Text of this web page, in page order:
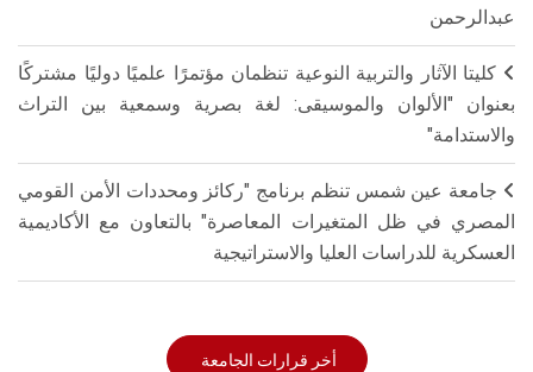
عبدالرحمن
كليتا الآثار والتربية النوعية تنظمان مؤتمرًا علميًا دوليًا مشتركًا
بعنوان "الألوان والموسيقى: لغة بصرية وسمعية بين التراث
والاستدامة"
جامعة عين شمس تنظم برنامج "ركائز ومحددات الأمن القومي
المصري في ظل المتغيرات المعاصرة" بالتعاون مع الأكاديمية
العسكرية للدراسات العليا والاستراتيجية
أخر قرارات الجامعة